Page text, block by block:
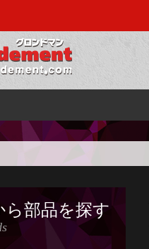
ら部品を探す